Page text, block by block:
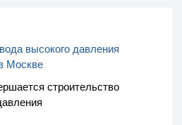
высокого давления
Москве
строительство